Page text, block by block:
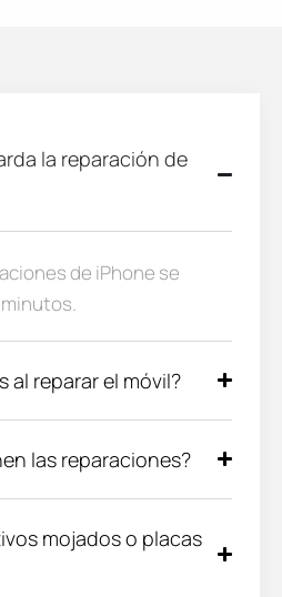
la reparación de
de iPhone se
al reparar el móvil?
las reparaciones?
mojados o placas